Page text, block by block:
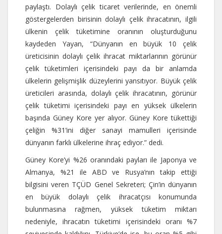
paylaştı. Dolaylı çelik ticaret verilerinde, en önemli
göstergelerden birisinin dolaylı çelik ihracatının, ilgili
ülkenin çelik tüketimine oranının oluşturduğunu
kaydeden Yayan, “Dünyanın en büyük 10 çelik
üreticisinin dolaylı çelik ihracat miktarlarının görünür
çelik tüketimleri içerisindeki payı da bir anlamda
ülkelerin gelişmişlik düzeylerini yansıtıyor. Büyük çelik
üreticileri arasında, dolaylı çelik ihracatının, görünür
çelik tüketimi içerisindeki payı en yüksek ülkelerin
başında Güney Kore yer alıyor. Güney Kore tükettiği
çeliğin %31’ini diğer sanayi mamulleri içerisinde
dünyanın farklı ülkelerine ihraç ediyor.” dedi.
Güney Kore’yi %26 oranındaki payları ile Japonya ve
Almanya, %21 ile ABD ve Rusya’nın takip ettiği
bilgisini veren TÇÜD Genel Sekreteri; Çin’in dünyanın
en büyük dolaylı çelik ihracatçısı konumunda
bulunmasına rağmen, yüksek tüketim miktarı
nedeniyle, ihracatın tüketimi içerisindeki oranı %7